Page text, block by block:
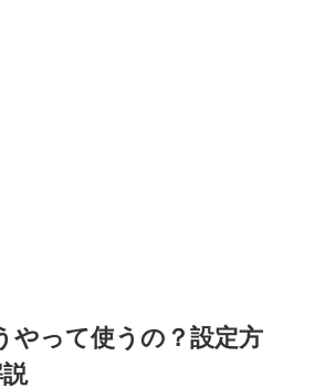
やって使うの？設定方